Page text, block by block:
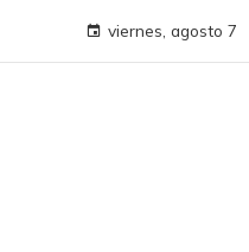
viernes, agosto 7